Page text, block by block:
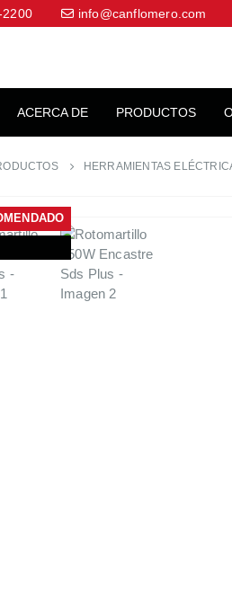
2200 info@canflomero.com
ACERCA DE PRODUCTOS
HERRAMIENTAS